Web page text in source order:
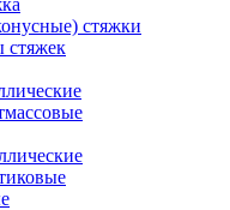
стяжки
стяжек